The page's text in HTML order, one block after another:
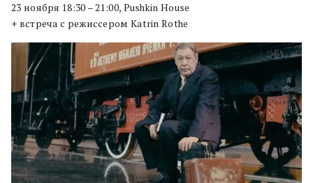
23 ноября 18:30 – 21:00, Pushkin House
+ встреча с режиссером Katrin Rothe